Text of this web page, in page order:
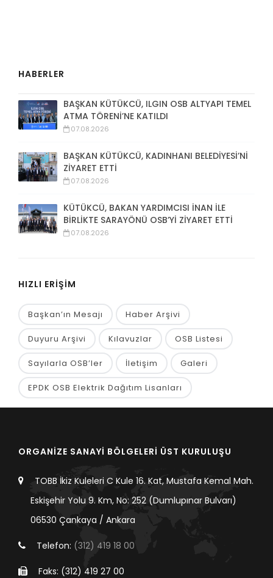
HABERLER
BAŞKAN KÜTÜKCÜ, ILGIN OSB ALTYAPI TEMEL
ATMA TÖRENİ’NE KATILDI
07.08.2026
BAŞKAN KÜTÜKCÜ, KADINHANI BELEDİYESİ’Nİ
ZİYARET ETTİ
07.08.2026
KÜTÜKCÜ, BAKAN YARDIMCISI İNAN İLE
BİRLİKTE SARAYÖNÜ OSB’Yİ ZİYARET ETTİ
07.08.2026
HIZLI ERİŞİM
Başkan’ın Mesajı Haber Arşivi
Duyuru Arşivi Kılavuzlar OSB Listesi
Sayılarla OSB’ler İletişim Galeri
EPDK OSB Elektrik Dağıtım Lisanları
ORGANİZE SANAYİ BÖLGELERİ ÜST KURULUŞU
TOBB İkiz Kuleleri C Kule 16. Kat, Mustafa Kemal Mah.
Eskişehir Yolu 9. Km, No: 252 (Dumlupınar Bulvarı)
06530 Çankaya / Ankara
Telefon: (312) 419 18 00
Faks: (312) 419 27 00